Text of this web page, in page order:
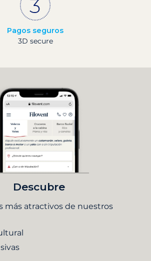
Pagos seguros
3D secure
Descubre
más atractivos de nuestros